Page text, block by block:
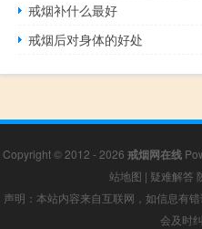
戒烟补什么最好
戒烟后对身体的好处
Copyright © 2012 - 2026 戒烟网在线
站地图 | 疑难解答
声明：本站内容来自互联网，如信息有
会及时